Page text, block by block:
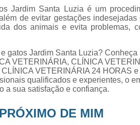
Jardim Santa Luzia é um
de evitar gestações
dos animais e evita problemas,
gatos Jardim Santa Luzia?
VETERINÁRIA, CLÍNICA
VETERINÁRIA 24 HORAS
qualificados e experientes, o
a sua satisfação e confiança.
DE MIM